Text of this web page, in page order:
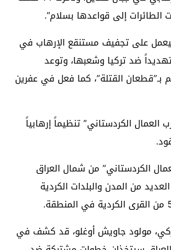
إلى قواعدها بسلام”.
على تجفيف مستنقع الإرهاب في
ضد تركيا وشعبها، وتوعد
القتلة”، كما فعل في عفرين
العمال الكردستاني” تنظيماً إرهابياً
الكردستاني” من شمال العراق
من المدن والبلدات الكردية
مولود جاويش أوغلو، قد كشف في